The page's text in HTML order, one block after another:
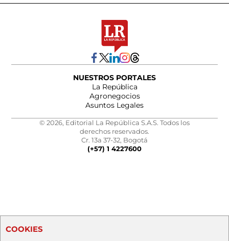
NUESTROS PORTALES
La República
Agronegocios
Asuntos Legales
© 2026, Editorial La República S.A.S. Todos los
derechos reservados.
Cr. 13a 37-32, Bogotá
(+57) 1 4227600
COOKIES